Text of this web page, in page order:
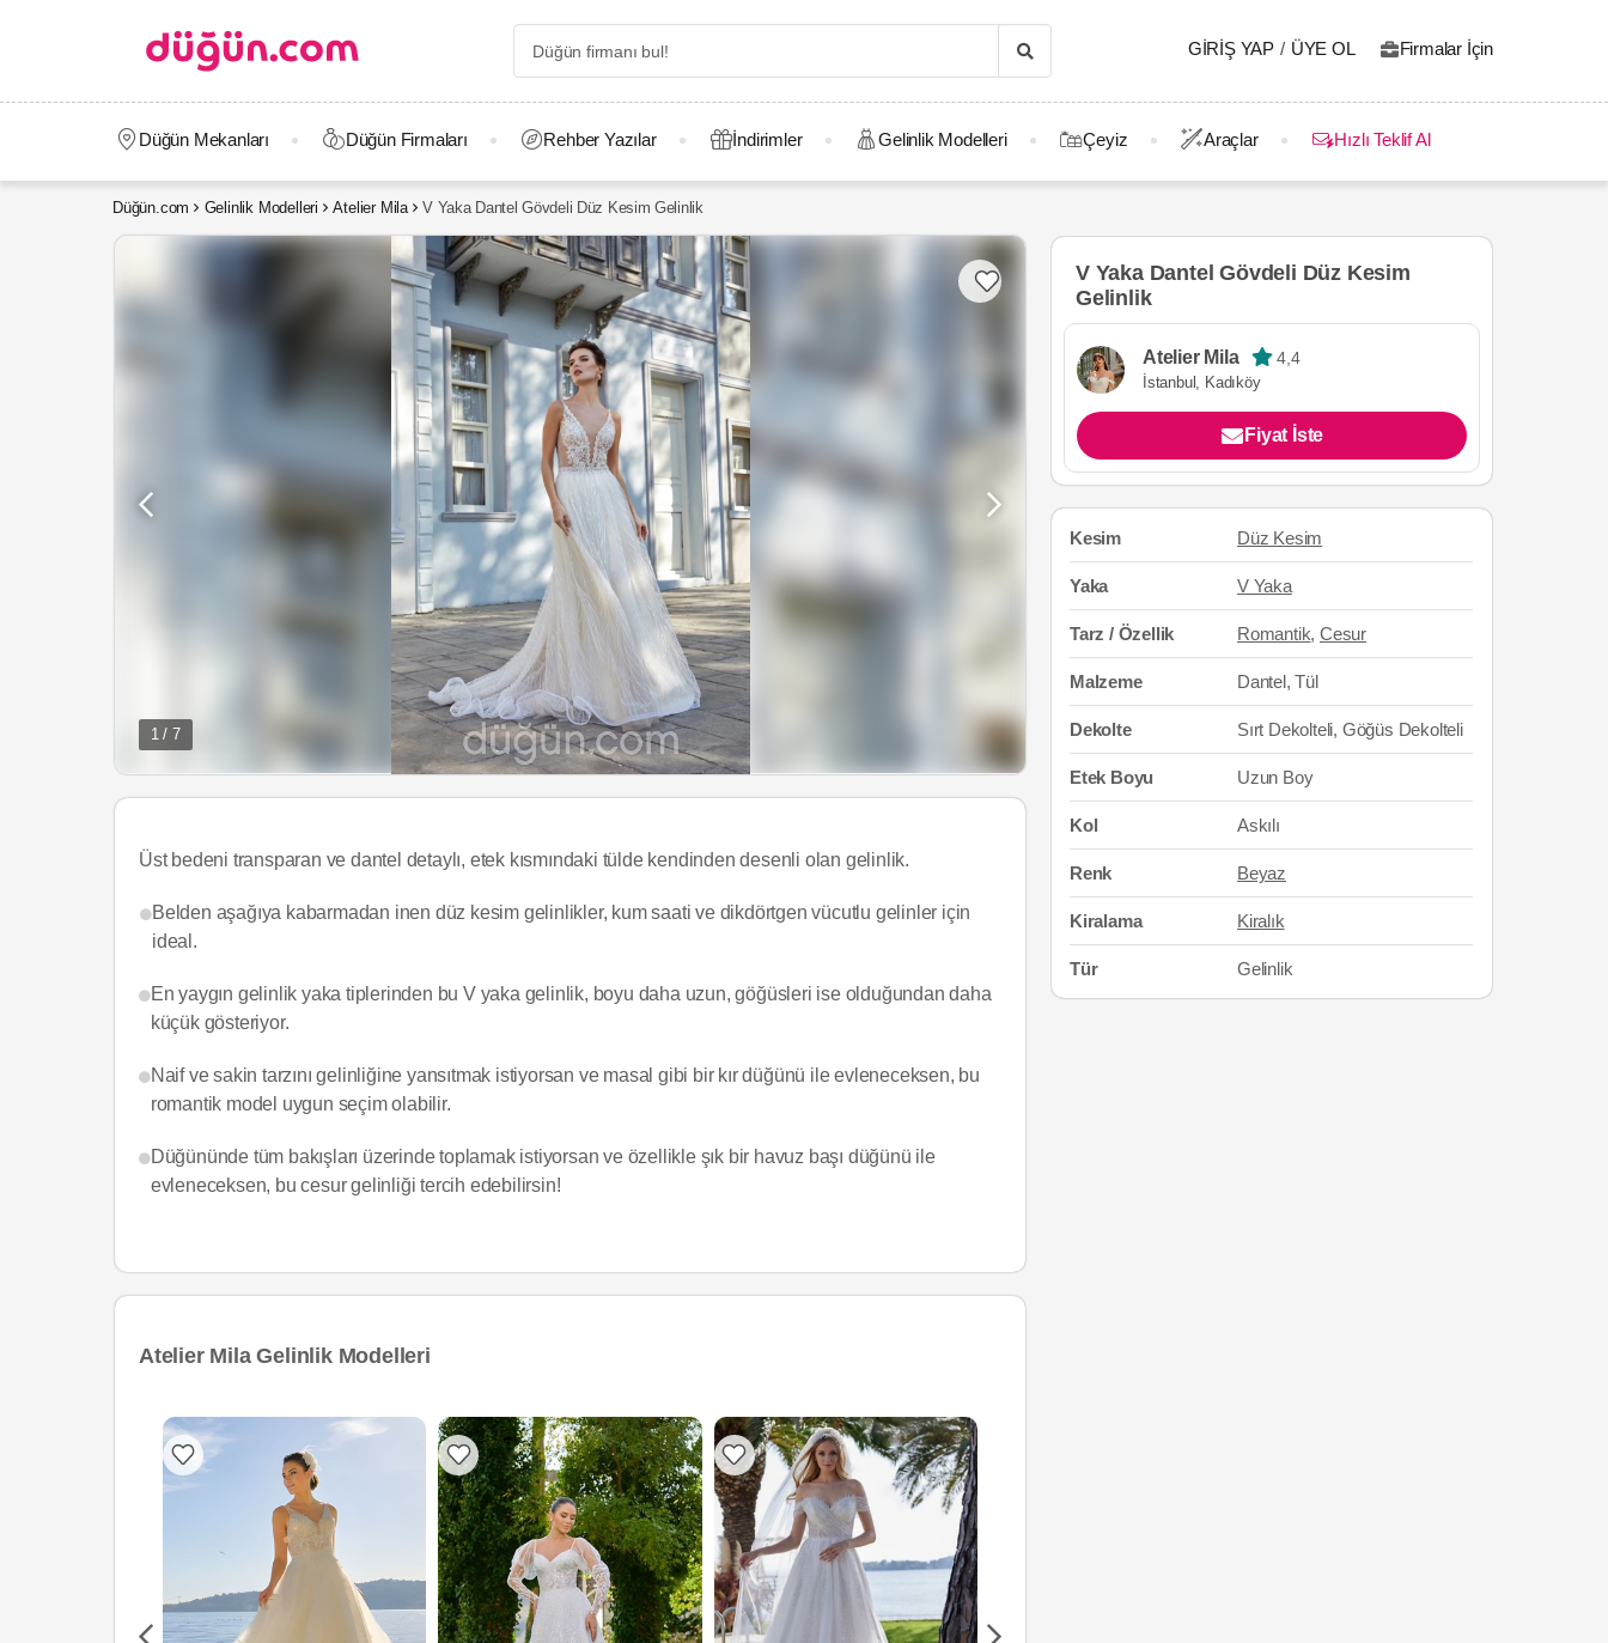
GIRIŞ YAP / ÜYE OL Firmalar İçin
Düğün Mekanları Düğün Firmaları Rehber Yazılar İndirimler Gelinlik Modelleri Çeyiz Araçlar Hızlı Teklif Al
Düğün.com Gelinlik Modelleri Atelier Mila V Yaka Dantel Gövdeli Düz Kesim Gelinlik
1 / 7
Üst bedeni transparan ve dantel detaylı, etek kısmındaki tülde kendinden desenli olan gelinlik.
Belden aşağıya kabarmadan inen düz kesim gelinlikler, kum saati ve dikdörtgen vücutlu gelinler için
ideal.
En yaygın gelinlik yaka tiplerinden bu V yaka gelinlik, boyu daha uzun, göğüsleri ise olduğundan daha
küçük gösteriyor.
Naif ve sakin tarzını gelinliğine yansıtmak istiyorsan ve masal gibi bir kır düğünü ile evleneceksen, bu
romantik model uygun seçim olabilir.
Düğününde tüm bakışları üzerinde toplamak istiyorsan ve özellikle şık bir havuz başı düğünü ile
evleneceksen, bu cesur gelinliği tercih edebilirsin!
Atelier Mila Gelinlik Modelleri
V Yaka Dantel Gövdeli Düz Kesim
Gelinlik
Atelier Mila 4,4
İstanbul, Kadıköy
Fiyat İste
Kesim Düz Kesim
Yaka V Yaka
Tarz / Özellik Romantik,Cesur
Malzeme Dantel, Tül
Dekolte Sırt Dekolteli, Göğüs Dekolteli
Etek Boyu Uzun Boy
Kol Askılı
Renk Beyaz
Kiralama Kiralık
Tür Gelinlik